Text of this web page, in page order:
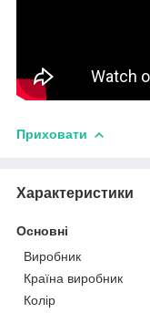
Приховати
Характеристики
Основні
Виробник
Країна виробник
Колір